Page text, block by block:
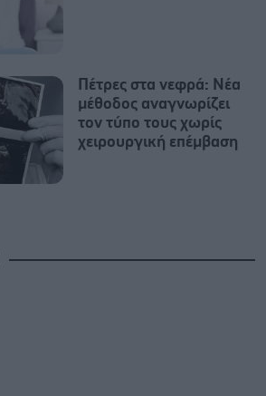
Πέτρες στα νεφρά: Νέα
μέθοδος αναγνωρίζει
τον τύπο τους χωρίς
χειρουργική επέμβαση